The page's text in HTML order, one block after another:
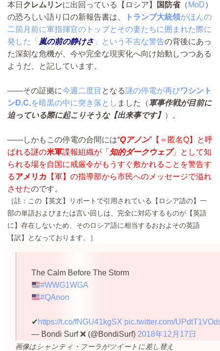
本日 クレムリンに出回っている【ロシア】 国防省（ MoD）
の恐ろしい語り口の新報告書は、
トランプ大統領がほんの
二箇月前に軍指揮官のトップとその妻たちに囲まれた際に
発した「 嵐の前の静けさ 」という不吉な警告の背後にあっ
た深刻な危機が、今や完全な現実化へ向け始動しつつある
ようだ、と記しています。
――その証拠に今週二度目 となる謎の停電が再びワシント
ンD.C.を暗黒の中に突き落とし ました（軍事作戦が目前に
迫っている際に起こりそうな【出来事です】 ）。
――しかもこの停電の合間には“Qアノン”【＝匿名Q】と呼
ばれる謎の米軍諜報組織が「 知的ダークウェブ」として知
られる場を自国に戒厳令がもうすぐ敷かれることを警告す
るアメリカ 【軍】の指導部から市民へのメッセージで溢れ
させたのです。
［註：この【英文】リポートで引用されている【ロシア語の】一
部の単語およびまたは言い回しは、完全に対応するものが【英語
に】存在しないため、そのロシア語に相当するおおよその英語
【訳】となっております。］
The Calm Before The Storm
#WWG1WGA
#QAnon
✔https://t.co/fNGU41kgSX pic.twitter.com/
— Bondi Surf ❌ (@BondiSurf) 2018年12月17日
画像はシャンティ・フーラがツイートに差し替え